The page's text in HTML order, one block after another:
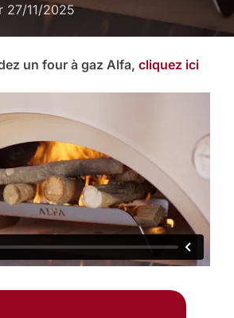
Publié
27/11/2025
un four à gaz Alfa, cliquez ici